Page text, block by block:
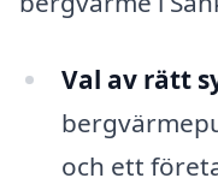
Val av rätt
och ett